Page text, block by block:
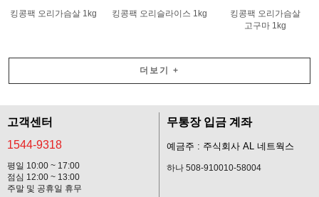
킹콩팩 오리가슴살 1kg 킹콩팩 오리슬라이스 1kg
킹콩팩 오리가슴살
고구마 1kg
더보기 +
고객센터
1544-9318
평일 10:00 ~ 17:00
점심 12:00 ~ 13:00
주말 및 공휴일 휴무
무통장 입금 계좌
예금주 : 주식회사 AL 네트웍스
하나 508-910010-58004